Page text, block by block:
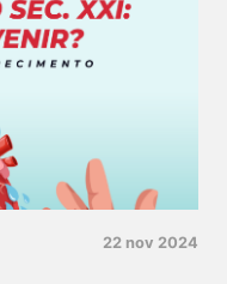
22 nov 2024